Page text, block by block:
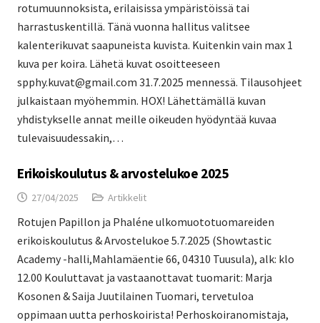
rotumuunnoksista, erilaisissa ympäristöissä tai
harrastuskentillä. Tänä vuonna hallitus valitsee
kalenterikuvat saapuneista kuvista. Kuitenkin vain max 1
kuva per koira. Lähetä kuvat osoitteeseen
spphy.kuvat@gmail.com 31.7.2025 mennessä. Tilausohjeet
julkaistaan myöhemmin. HOX! Lähettämällä kuvan
yhdistykselle annat meille oikeuden hyödyntää kuvaa
tulevaisuudessakin,…
Erikoiskoulutus & arvostelukoe 2025
27/04/2025 Artikkelit
Rotujen Papillon ja Phaléne ulkomuototuomareiden
erikoiskoulutus & Arvostelukoe 5.7.2025 (Showtastic
Academy -halli,Mahlamäentie 66, 04310 Tuusula), alk: klo
12.00 Kouluttavat ja vastaanottavat tuomarit: Marja
Kosonen & Saija Juutilainen Tuomari, tervetuloa
oppimaan uutta perhoskoirista! Perhoskoiranomistaja,